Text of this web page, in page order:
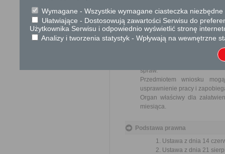
który ją wydał. O
placówce pocztowej
Skargi i wnioski
Przedmiotem skargi może
ich pracowników, naruszenie
spraw.
Przedmiotem wniosku
usprawnienie pracy i
Organ właściwy dla
miesiąca.
Podstawa prawna
Ustawa z dnia 14
Ustawa z dnia 21
Wymagane - Wszystkie wymagane ciasteczka
Ułatwiające - Dostosowują zawartości Serwisu do
Użytkownika Serwisu i odpowiednio wyświetlić stronę
Analizy i tworzenia statystyk - Wpływają na wewnętrzne